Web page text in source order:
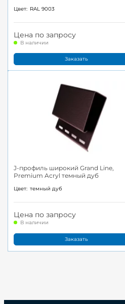
Цвет: RAL 9003
Цена по запросу
В наличии
Заказать
J-профиль широкий Grand Line,
Premium Acryl темный дуб
Цвет: темный дуб
Цена по запросу
В наличии
Заказать